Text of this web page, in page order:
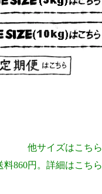
他サイズはこちら
2合サイズ
860円。詳細はこちら